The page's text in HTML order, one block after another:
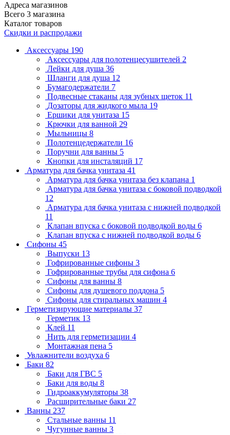
Адреса магазинов
Всего 3 магазина
Каталог товаров
Скидки и распродажи
Аксессуары 190
Аксессуары для полотенцесушителей 2
Лейки для душа 36
Шланги для душа 12
Бумагодержатели 7
Подвесные стаканы для зубных щеток 11
Дозаторы для жидкого мыла 19
Ершики для унитаза 15
Крючки для ванной 29
Мыльницы 8
Полотенцедержатели 16
Поручни для ванны 5
Кнопки для инсталяций 17
Арматура для бачка унитаза 41
Арматура для бачка унитаза без клапана 1
Арматура для бачка унитаза с боковой подводкой
12
Арматура для бачка унитаза с нижней подводкой
11
Клапан впуска с боковой подводкой воды 6
Клапан впуска с нижней подводкой воды 6
Сифоны 45
Выпуски 13
Гофрированные сифоны 3
Гофрированные трубы для сифона 6
Сифоны для ванны 8
Сифоны для душевого поддона 5
Сифоны для стиральных машин 4
Герметизирующие материалы 37
Герметик 13
Клей 11
Нить для герметизации 4
Монтажная пена 5
Увлажнители воздуха 6
Баки 82
Баки для ГВС 5
Баки для воды 8
Гидроаккумуляторы 38
Расширительные баки 27
Ванны 237
Стальные ванны 11
Чугунные ванны 3